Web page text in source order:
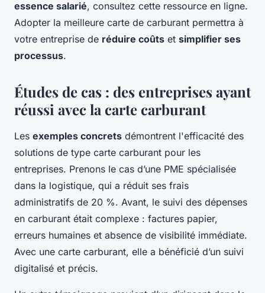
essence salarié, consultez cette ressource en ligne.
Adopter la meilleure carte de carburant permettra à
votre entreprise de réduire coûts et simplifier ses
processus.
Études de cas : des entreprises ayant
réussi avec la carte carburant
Les exemples concrets démontrent l'efficacité des
solutions de type carte carburant pour les
entreprises. Prenons le cas d’une PME spécialisée
dans la logistique, qui a réduit ses frais
administratifs de 20 %. Avant, le suivi des dépenses
en carburant était complexe : factures papier,
erreurs humaines et absence de visibilité immédiate.
Avec une carte carburant, elle a bénéficié d’un suivi
digitalisé et précis.